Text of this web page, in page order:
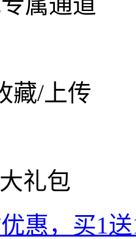
藏/上传
礼包
惠，买1